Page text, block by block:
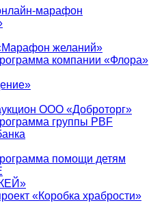
желаний»
компании «Флора»
ООО «Доброторг»
группы PBF
помощи детям
«Коробка храбрости»